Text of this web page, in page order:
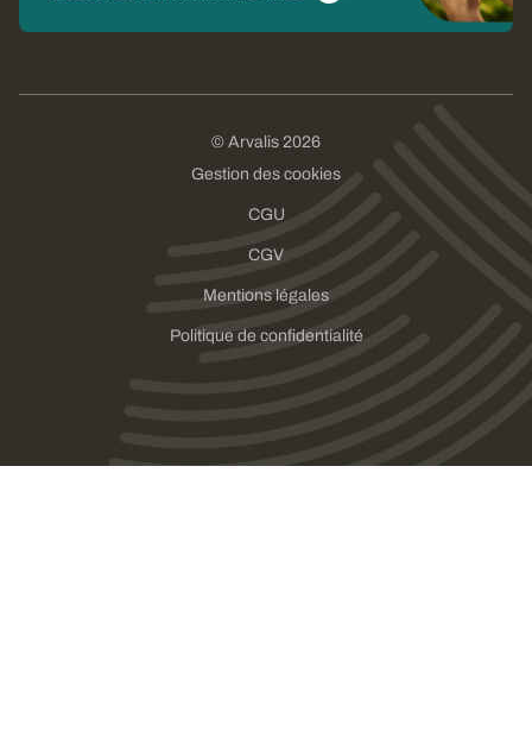
© Arvalis 2026
Gestion des cookies
CGU
CGV
Mentions légales
Politique de confidentialité